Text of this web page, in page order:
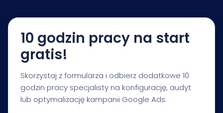
optymalizacji.
10 godzin pracy na start
gratis!
Skorzystaj z formularza i odbierz dodatkowe 10
godzin pracy specjalisty na konfigurację, audyt
lub optymalizację kampanii Google Ads.